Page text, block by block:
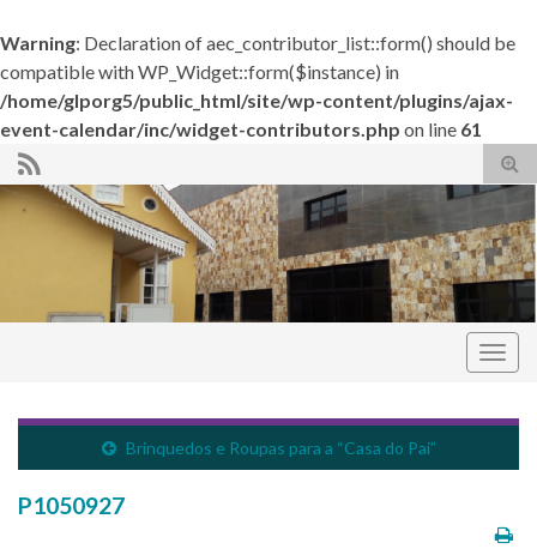
Warning: Declaration of aec_contributor_list::form() should be
compatible with WP_Widget::form($instance) in
/home/glporg5/public_html/site/wp-content/plugins/ajax-
event-calendar/inc/widget-contributors.php on line 61
de
Grande Loja do Paraná
Brinquedos e Roupas para a “Casa do Pai”
P1050927